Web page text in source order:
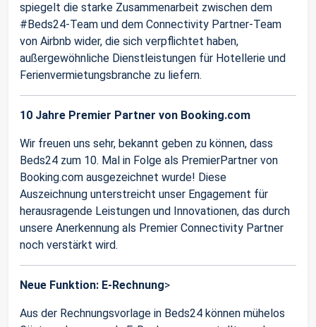
spiegelt die starke Zusammenarbeit zwischen dem
#Beds24-Team und dem Connectivity Partner-Team
von Airbnb wider, die sich verpflichtet haben,
außergewöhnliche Dienstleistungen für Hotellerie und
Ferienvermietungsbranche zu liefern.
10 Jahre Premier Partner von Booking.com
Wir freuen uns sehr, bekannt geben zu können, dass
Beds24 zum 10. Mal in Folge als PremierPartner von
Booking.com ausgezeichnet wurde! Diese
Auszeichnung unterstreicht unser Engagement für
herausragende Leistungen und Innovationen, das durch
unsere Anerkennung als Premier Connectivity Partner
noch verstärkt wird.
Neue Funktion: E-Rechnung>
Aus der Rechnungsvorlage in Beds24 können mühelos